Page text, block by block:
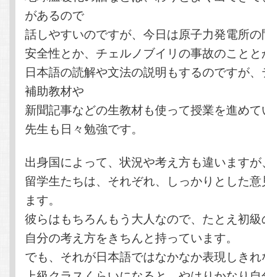
があるので
話しやすいのですが、今日は原子力発電所
安全性とか、チェルノブイリの事故のことと
日本語の読解や文法の説明もするのですが
補助教材や
新聞記事などの生教材も使って授業を進め
先生も日々勉強です。
出身国によって、状況や考え方も違いますが
留学生たちは、それぞれ、しっかりとした
ます。
彼らはもちろんもう大人なので、たとえ初
自分の考え方をきちんと持っています。
でも、それが日本語ではなかなか表現しき